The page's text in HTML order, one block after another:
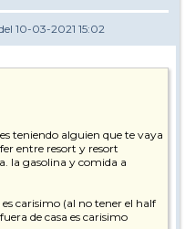
10-03-2021 15:02
teniendo alguien que te vaya
entre resort y resort
la gasolina y comida a
carisimo (al no tener el half
de casa es carisimo